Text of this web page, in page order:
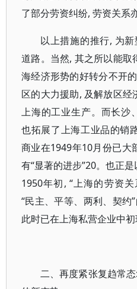
了部分劳资纠纷, 劳资关系
以上措施的推行, 为
道路。当然, 其之所以能
海经济形势的好转分不开
区的大力援助, 及解放区经
上海的工业生产。而长沙
也拓展了上海工业品的销
商业在1949年10月份已大
有“显著的进步”20。也正
1950年初, “上海的劳资
“民主、平等、两利、契约
此时已在上海私营企业中初
二、再度紧张复趋常